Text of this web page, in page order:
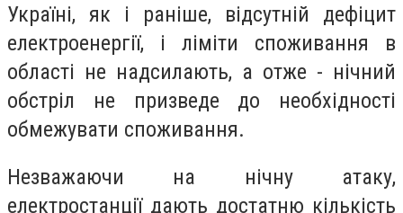
Україні, як і раніше, відсутній дефіцит
електроенергії, і ліміти споживання в
області не надсилають, а отже - нічний
обстріл не призведе до необхідності
обмежувати споживання.
Незважаючи на нічну атаку,
електростанції дають достатню кількість